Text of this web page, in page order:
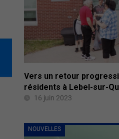
Vers un retour
résidents à Lebel-sur-
16 juin 2023
NOUVELLES